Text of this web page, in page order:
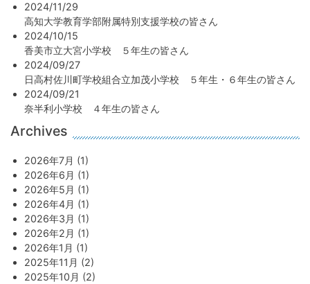
2024/11/29
高知大学教育学部附属特別支援学校の皆さん
2024/10/15
香美市立大宮小学校 ５年生の皆さん
2024/09/27
日高村佐川町学校組合立加茂小学校 ５年生・６年生の皆さん
2024/09/21
奈半利小学校 ４年生の皆さん
Archives
2026年7月 (1)
2026年6月 (1)
2026年5月 (1)
2026年4月 (1)
2026年3月 (1)
2026年2月 (1)
2026年1月 (1)
2025年11月 (2)
2025年10月 (2)